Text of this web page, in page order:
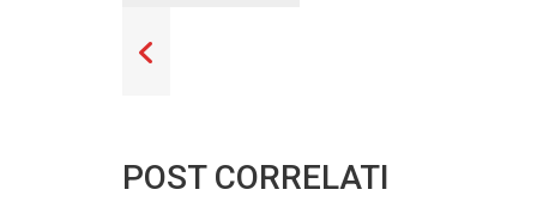
POST CORRELATI